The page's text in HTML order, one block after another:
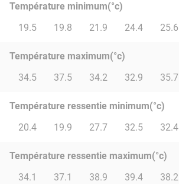
Température minimum(°c)
19.5
19.8 21.9 24.4 25.6
Température maximum(°c)
34.5
37.5 34.2 32.9 35.7
Température ressentie minimum(°c)
20.4
19.9 27.7 32.5 32.4
Température ressentie maximum(°c)
34.1
37.1 38.9 39.4 38.2